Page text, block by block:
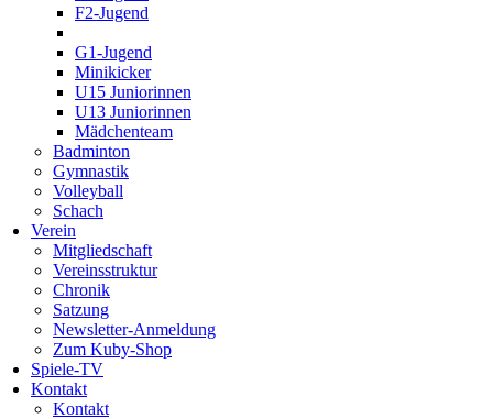
F2-Jugend
G1-Jugend
Minikicker
U15 Juniorinnen
U13 Juniorinnen
Mädchenteam
Badminton
Gymnastik
Volleyball
Schach
Verein
Mitgliedschaft
Vereinsstruktur
Chronik
Satzung
Newsletter-Anmeldung
Zum Kuby-Shop
Spiele-TV
Kontakt
Kontakt